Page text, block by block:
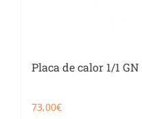
Placa de calor 1/1
73,00€